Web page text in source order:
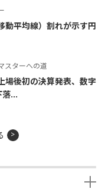
動平均線）割れが示す円
スターへの道
場後初の決算発表、数字
落...